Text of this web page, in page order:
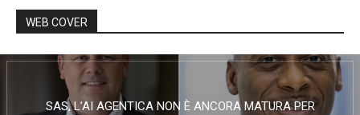
WEB COVER
SAS, L’AI AGENTICA NON È ANCORA MATURA PER